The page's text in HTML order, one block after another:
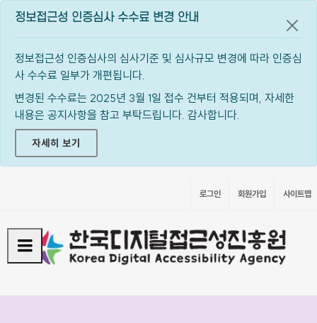
정보접근성 인증심사 수수료 변경 안내
정보접근성 인증심사의 심사기준 및 심사규모 변경에 따라 인증심
사 수수료 일부가 개편됩니다.
변경된 수수료는 2025년 3월 1일 접수 건부터 적용되며, 자세한
내용은 공지사항을 참고 부탁드립니다. 감사합니다.
자세히 보기
공지
로그인 회원가입 사이트맵